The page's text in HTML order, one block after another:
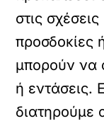
στις
προσδοκίες
μπορούν να
ή εντάσεις.
διατηρούμε